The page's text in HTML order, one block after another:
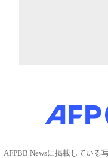
AFPBB Newsに掲載している